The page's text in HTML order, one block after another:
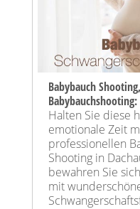
Babybauch Shooting,
Babybauchshooting:
Halten Sie diese
emotionale Zeit
professionellen
Shooting in
bewahren Sie
mit